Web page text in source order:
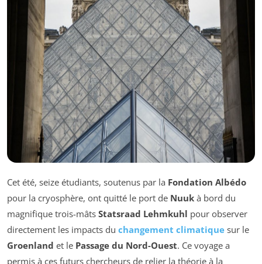
Cet été, seize étudiants, soutenus par la Fondation Albédo
pour la cryosphère, ont quitté le port de Nuuk à bord du
magnifique trois-mâts Statsraad Lehmkuhl pour observer
directement les impacts du changement climatique sur le
Groenland et le Passage du Nord-Ouest. Ce voyage a
permis à ces futurs chercheurs de relier la théorie à la